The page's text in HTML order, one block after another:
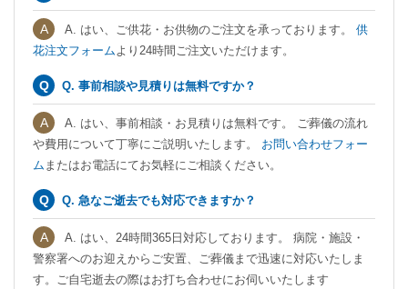
A. はい、ご供花・お供物のご注文を承っております。 供
花注文フォーム より24時間ご注文いただけます。
Q. 事前相談や見積りは無料ですか？
A. はい、事前相談・お見積りは無料です。 ご葬儀の流れ
や費用について丁寧にご説明いたします。 お問い合わせフォー
ム またはお電話にてお気軽にご相談ください。
Q. 急なご逝去でも対応できますか？
A. はい、24時間365日対応しております。 病院・施設・
警察署へのお迎えからご安置、ご葬儀まで迅速に対応いたしま
す。ご自宅逝去の際はお打ち合わせにお伺いいたします